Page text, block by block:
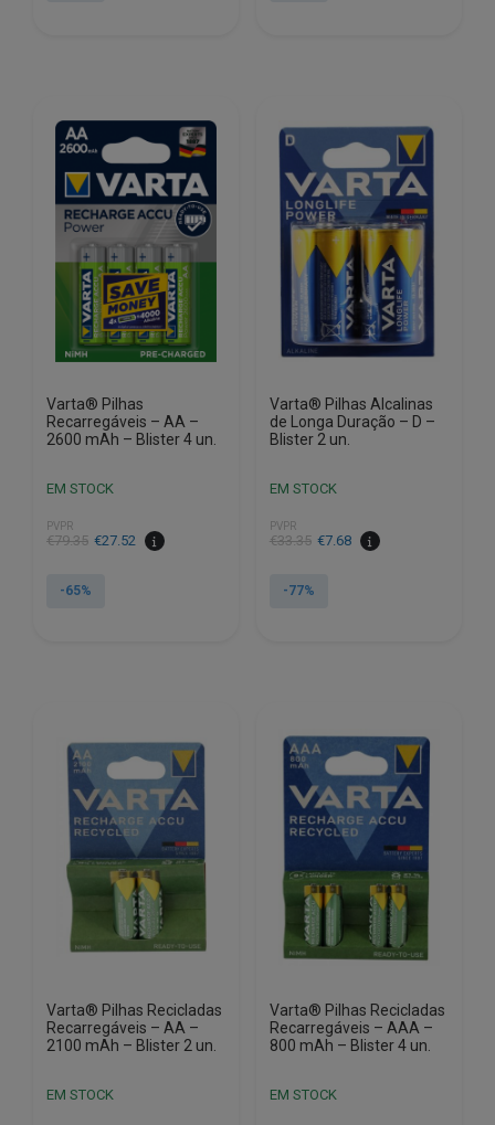
Varta® Pilhas
Recarregáveis – AA –
2600 mAh – Blister 4 un.
EM STOCK
PVPR
€79.35
O
original
€27.52
O
atual
-65%
Varta® Pilhas Alcalinas
de Longa Duração – D –
Blister 2 un.
EM STOCK
PVPR
€33.35
O
original
€7.68
O
atual
-77%
Varta® Pilhas Recicladas
Recarregáveis – AA –
2100 mAh – Blister 2 un.
EM STOCK
Varta® Pilhas Recicladas
Recarregáveis – AAA –
800 mAh – Blister 4 un.
EM STOCK